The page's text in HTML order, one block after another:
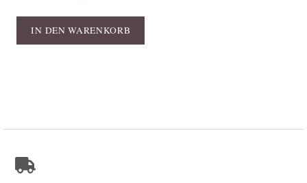
IN DEN WARENKORB